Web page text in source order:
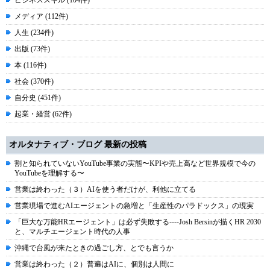
メディア (112件)
人生 (234件)
出版 (73件)
本 (116件)
社会 (370件)
自分史 (451件)
起業・経営 (62件)
オルタナティブ・ブログ 最新の投稿
割と知られていないYouTube事業の実態〜KPIや売上高など世界規模で今の
YouTubeを理解する〜
営業は終わった（３）AIを使う者だけが、利他に立てる
営業現場で進むAIエージェントの急増と「生産性のパラドックス」の現実
「巨大な万能HRエージェント」は必ず失敗する----Josh Bersinが描くHR 2030
と、マルチエージェント時代の人事
沖縄で台風が来たときの過ごし方、とでも言うか
営業は終わった（２）普遍はAIに、個別は人間に